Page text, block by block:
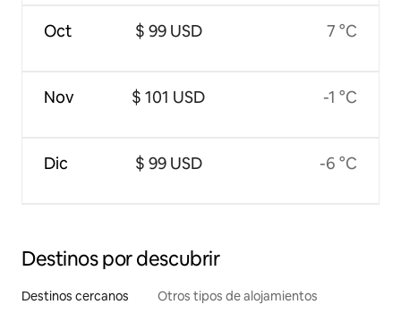
Oct
Nov
Dic
$ 99 USD
$ 101 USD
$ 99 USD
7 °C
-1 °C
-6 °C
Destinos por descubrir
Destinos cercanos Otros tipos de alojamientos